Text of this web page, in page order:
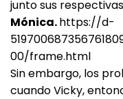
junto sus
Mónica.https://d-
00/frame.html
Sin embargo, los
cuando Vicky,